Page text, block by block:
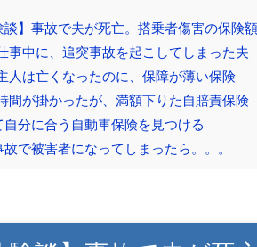
談】事故で夫が死亡。搭乗者傷害の保険
事中に、追突事故を起こしてしまった夫
人は亡くなったのに、保障が薄い保険
間が掛かったが、満額下りた自賠責保険
自分に合う自動車保険を見つける
故で被害者になってしまったら。。。